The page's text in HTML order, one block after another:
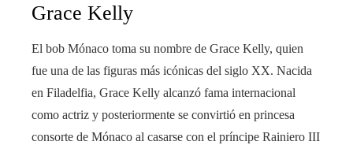
Grace Kelly
El bob Mónaco toma su nombre de Grace Kelly, quien
fue una de las figuras más icónicas del siglo XX. Nacida
en Filadelfia, Grace Kelly alcanzó fama internacional
como actriz y posteriormente se convirtió en princesa
consorte de Mónaco al casarse con el príncipe Rainiero III